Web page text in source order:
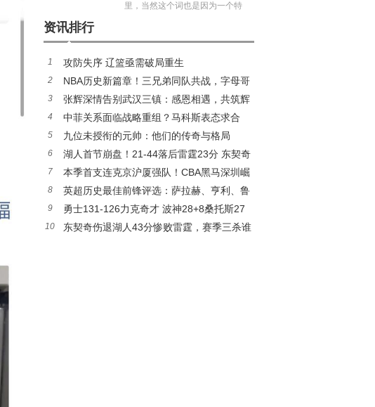
里，当然这个词也是因为一个特
资讯排行
1 攻防失序 辽篮亟需破局重生
2
NBA历史新篇章！三兄弟同队共战，字母哥
续约风波再起
3
张辉深情告别武汉三镇：感恩相遇，共筑辉
煌旅程
4
中菲关系面临战略重组？马科斯表态求合
作，中方划出明确红线
5 九位未授衔的元帅：他们的传奇与格局
6
湖人首节崩盘！21-44落后雷霆23分 东契奇
詹姆斯集体低迷
7
本季首支连克京沪厦强队！CBA黑马深圳崛
起，总决赛指日可待
8
英超历史最佳前锋评选：萨拉赫、亨利、鲁
尼、C罗等巨星入围
9
勇士131-126力克奇才 波神28+8桑托斯27
分波杰姆斯基全能表现
10
东契奇伤退湖人43分惨败雷霆，赛季三杀谁